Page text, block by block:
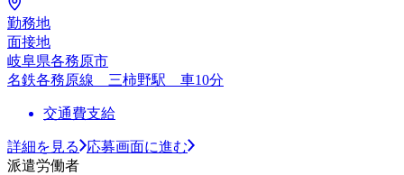
勤務地
面接地
岐阜県各務原市
名鉄各務原線 三柿野駅 車10分
交通費支給
詳細を見る
応募画面に進む
派遣労働者